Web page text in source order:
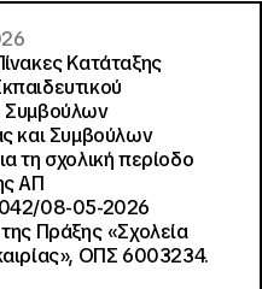
Κατάταξης
και Συμβούλων
τη σχολική περίοδο
ΑΠ
08-05-2026
Πράξης «Σχολεία
ΟΠΣ 6003234.